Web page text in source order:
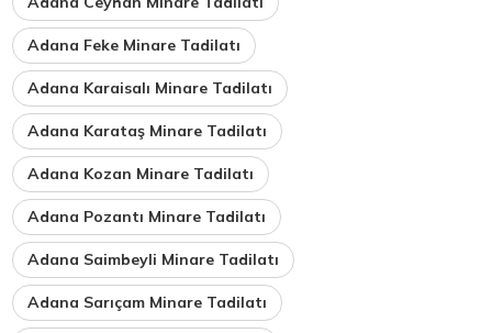
Adana Feke Minare Tadilatı
Adana Karaisalı Minare Tadilatı
Adana Karataş Minare Tadilatı
Adana Kozan Minare Tadilatı
Adana Pozantı Minare Tadilatı
Adana Saimbeyli Minare Tadilatı
Adana Sarıçam Minare Tadilatı